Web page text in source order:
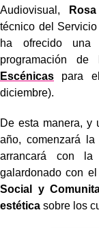
Audiovisual,
Rosa
técnico del
ha ofrecido
programación
Escénicas para
diciembre).
De esta manera, y
año, comenzará
arrancará con
galardonado con el
Social y
estética sobre los